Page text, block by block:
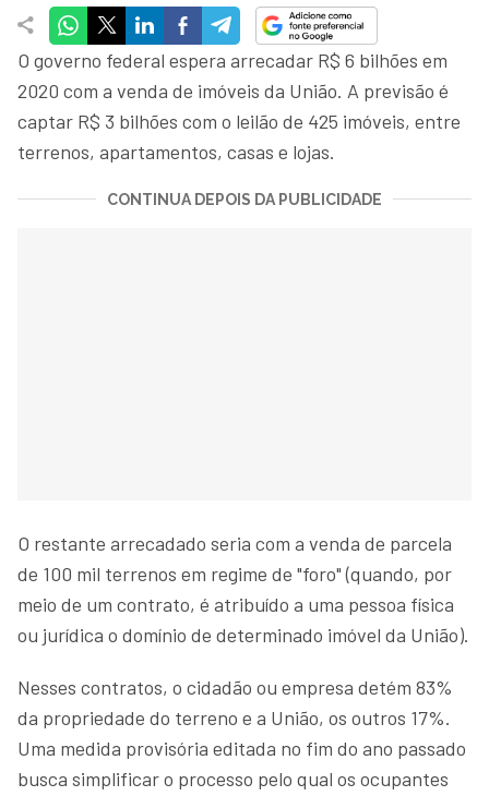
O governo federal espera arrecadar R$ 6 bilhões em
2020 com a venda de imóveis da União. A previsão é
captar R$ 3 bilhões com o leilão de 425 imóveis, entre
terrenos, apartamentos, casas e lojas.
CONTINUA DEPOIS DA PUBLICIDADE
O restante arrecadado seria com a venda de parcela
de 100 mil terrenos em regime de "foro" (quando, por
meio de um contrato, é atribuído a uma pessoa física
ou jurídica o domínio de determinado imóvel da União).
Nesses contratos, o cidadão ou empresa detém 83%
da propriedade do terreno e a União, os outros 17%.
Uma medida provisória editada no fim do ano passado
busca simplificar o processo pelo qual os ocupantes